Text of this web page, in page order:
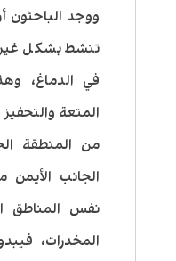
ووجد الباحثون
تنشط بشكل
في الدماغ،
المتعة
من المنطقة
الجانب الأيمن
نفس المناطق
المخدرات،